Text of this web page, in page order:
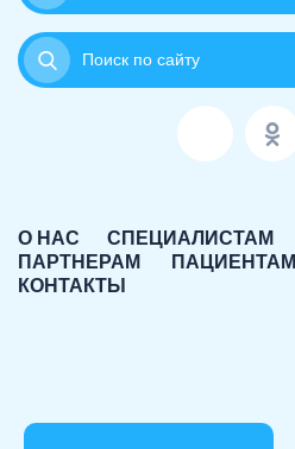
Поиск по сайту
О НАС СПЕЦИАЛИСТАМ
ПАРТНЕРАМ
ПАЦИЕНТАМ
КОНТАКТЫ